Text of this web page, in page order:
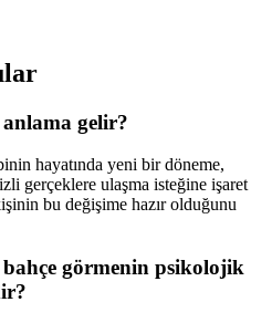
gelir?
hayatında yeni bir döneme,
gerçeklere ulaşma isteğine işaret
bu değişime hazır olduğunu
bahçe görmenin psikolojik